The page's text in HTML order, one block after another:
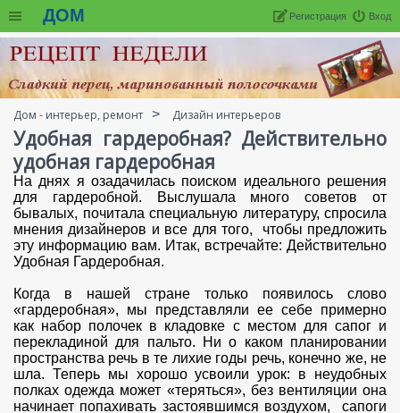
ДОМ Вход
Регистрация
Дом - интерьер, ремонт Дизайн интерьеров
Удобная гардеробная? Действительно
удобная гардеробная
На днях я озадачилась поиском идеального решения
для гардеробной. Выслушала много советов от
бывалых, почитала специальную литературу, спросила
мнения дизайнеров и все для того, чтобы предложить
эту информацию вам. Итак, встречайте: Действительно
Удобная Гардеробная.
Когда в нашей стране только появилось слово
«гардеробная», мы представляли ее себе примерно
как набор полочек в кладовке с местом для сапог и
перекладиной для пальто. Ни о каком планировании
пространства речь в те лихие годы речь, конечно же, не
шла. Теперь мы хорошо усвоили урок: в неудобных
полках одежда может «теряться», без вентиляции она
начинает попахивать застоявшимся воздухом, сапоги